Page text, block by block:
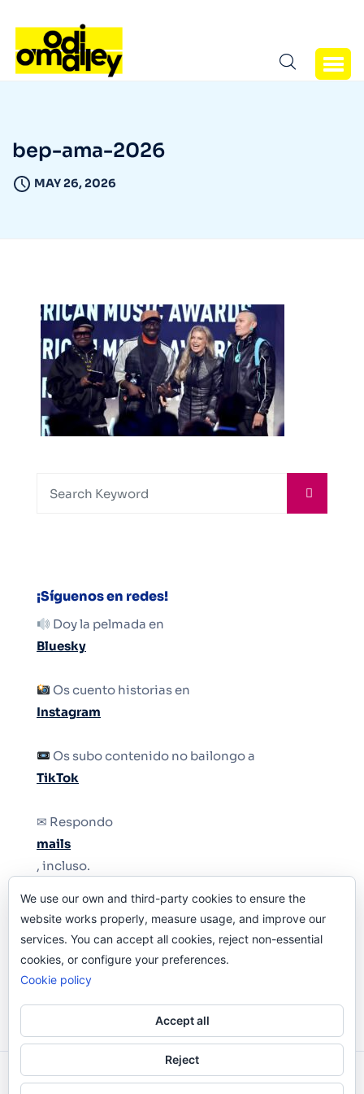
bep-ama-2026
MAY 26, 2026
¡Síguenos en redes!
Doy la pelmada en
Bluesky
Os cuento historias en
Instagram
Os subo contenido no bailongo a
TikTok
✉ Respondo
mails
, incluso.
Y si una persona no puede tener teléfono, que
le quiten el teléfono.
Odi O'Malley © 2016-2025. Todos Los Derechos
We use our own and third-party cookies to ensure the
website works properly, measure usage, and improve our
services. You can accept all cookies, reject non-essential
cookies, or configure your preferences.
Cookie policy
Accept all
Reject